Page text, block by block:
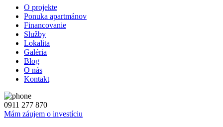
O projekte
Ponuka apartmánov
Financovanie
Služby
Lokalita
Galéria
Blog
O nás
Kontakt
0911 277 870
Mám záujem o investíciu